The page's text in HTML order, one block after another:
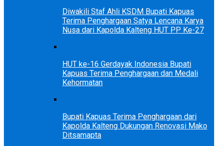
Diwakili Staf Ahli KSDM Bupati Kapuas
Terima Penghargaan Satya Lencana Karya
Nusa dari Kapolda Kalteng HUT PP Ke-27
HUT ke-16 Gerdayak Indonesia Bupati
Kapuas Terima Penghargaan dan Medali
Kehormatan
Bupati Kapuas Terima Penghargaan dari
Kapolda Kalteng Dukungan Renovasi Mako
Ditsamapta